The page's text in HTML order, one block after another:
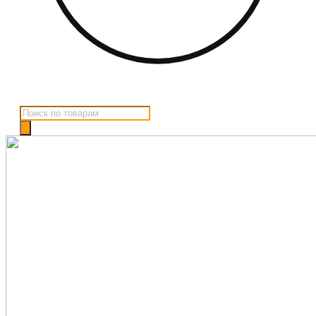
Поиск
товаров